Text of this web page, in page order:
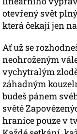
otevřený svět
která čekají jen
Ať už se
neohroženým
vychytralým
záhadným
budeš pánem
světě
hranice pouze v